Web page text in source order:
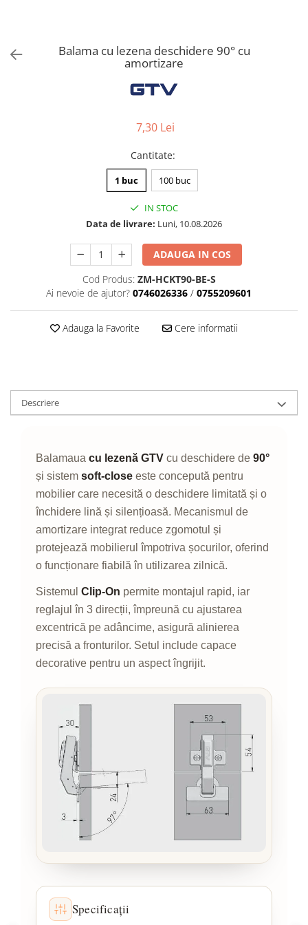
Plinte, antistropi & accesorii
Alte accesorii
Balama cu lezena deschidere 90° cu
amortizare
7,30 Lei
Cantitate:
1 buc 100 buc
IN STOC
Data de livrare: Luni, 10.08.2026
ADAUGA IN COS
Cod Produs: ZM-HCKT90-BE-S
Ai nevoie de ajutor? 0746026336 / 0755209601
Adauga la Favorite Cere informatii
Descriere
Balamaua cu lezenă GTV cu deschidere de 90°
și sistem soft-close este concepută pentru
mobilier care necesită o deschidere limitată și o
închidere lină și silențioasă. Mecanismul de
amortizare integrat reduce zgomotul și
protejează mobilierul împotriva șocurilor, oferind
o funcționare fiabilă în utilizarea zilnică.
Sistemul Clip-On permite montajul rapid, iar
reglajul în 3 direcții, împreună cu ajustarea
excentrică pe adâncime, asigură alinierea
precisă a fronturilor. Setul include capace
decorative pentru un aspect îngrijit.
Specificații